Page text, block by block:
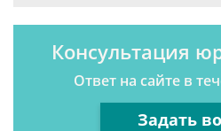
Консультация
Ответ на сайте в
Задать